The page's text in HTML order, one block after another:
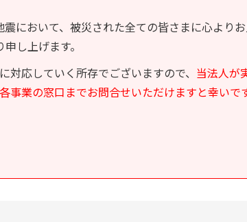
において、被災された全ての皆さまに心よりお
し上げます。
応していく所存でございますので、 当法人が
業の窓口までお問合せいただけますと幸いです